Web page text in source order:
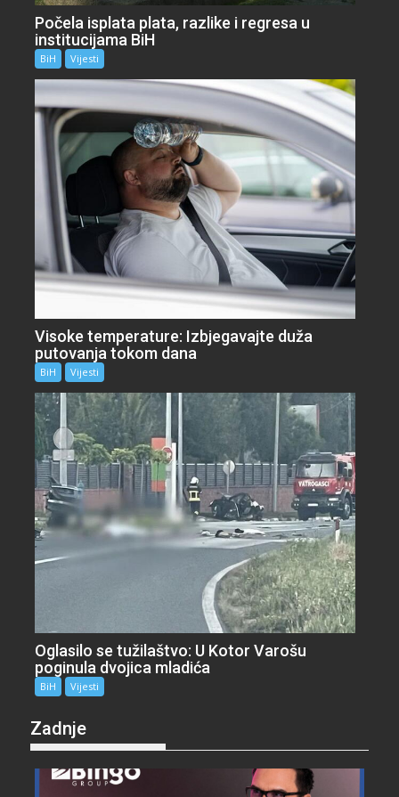
Počela isplata plata, razlike i regresa u
institucijama BiH
BiH Vijesti
Visoke temperature: Izbjegavajte duža
putovanja tokom dana
BiH Vijesti
Oglasilo se tužilaštvo: U Kotor Varošu
poginula dvojica mladića
BiH Vijesti
Zadnje